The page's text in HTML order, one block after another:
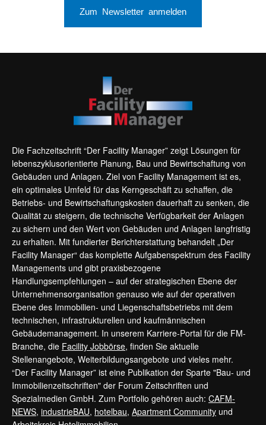
Zum Newsletter anmelden
Die Fachzeitschrift “Der Facility Manager” zeigt Lösungen für
lebenszyklusorientierte Planung, Bau und Bewirtschaftung von
Gebäuden und Anlagen. Ziel von Facility Management ist es,
ein optimales Umfeld für das Kerngeschäft zu schaffen, die
Betriebs- und Bewirtschaftungskosten dauerhaft zu senken, die
Qualität zu steigern, die technische Verfügbarkeit der Anlagen
zu sichern und den Wert von Gebäuden und Anlagen langfristig
zu erhalten. Mit fundierter Berichterstattung behandelt „Der
Facility Manager“ das komplette Aufgabenspektrum des Facility
Managements und gibt praxisbezogene
Handlungsempfehlungen – auf der strategischen Ebene der
Unternehmensorganisation genauso wie auf der operativen
Ebene des Immobilien- und Liegenschaftsbetriebs mit dem
technischen, infrastrukturellen und kaufmännischen
Gebäudemanagement. In unserem Karriere-Portal für die FM-
Branche, die Facility Jobbörse, finden Sie aktuelle
Stellenangebote, Weiterbildungsangebote und vieles mehr.
“Der Facility Manager” ist eine Publikation der Sparte "Bau- und
Immobilienzeitschriften" der Forum Zeitschriften und
Spezialmedien GmbH. Zum Portfolio gehören auch: CAFM-
NEWS, industrieBAU, hotelbau, Apartment Community und